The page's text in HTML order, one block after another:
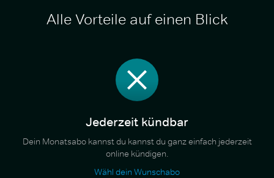
Alle Vorteile auf einen Blick
Jederzeit kündbar
Dein Monatsabo kannst du kannst du ganz einfach jederzeit
online kündigen.
Wähl dein Wunschabo